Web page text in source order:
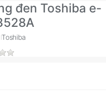
đen Toshiba e-
Toshiba